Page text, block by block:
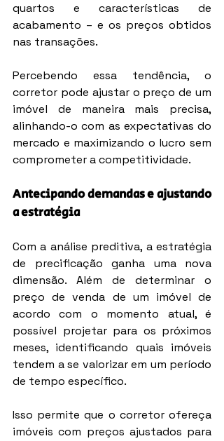
quartos e características de
acabamento – e os preços obtidos
nas transações.
Percebendo essa tendência, o
corretor pode ajustar o preço de um
imóvel de maneira mais precisa,
alinhando-o com as expectativas do
mercado e maximizando o lucro sem
comprometer a competitividade.
Antecipando demandas e ajustando
a estratégia
Com a análise preditiva, a estratégia
de precificação ganha uma nova
dimensão. Além de determinar o
preço de venda de um imóvel de
acordo com o momento atual, é
possível projetar para os próximos
meses, identificando quais imóveis
tendem a se valorizar em um período
de tempo específico.
Isso permite que o corretor ofereça
imóveis com preços ajustados para